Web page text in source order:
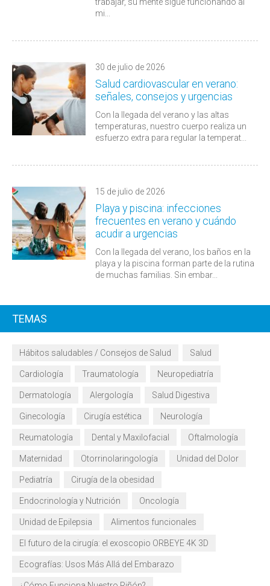
mi...
30 de julio de 2026
Salud cardiovascular en verano:
señales, consejos y urgencias
Con la llegada del verano y las altas
temperaturas, nuestro cuerpo realiza un
esfuerzo extra para regular la temperat...
15 de julio de 2026
Playa y piscina: infecciones
frecuentes en verano y cuándo
acudir a urgencias
Con la llegada del verano, los baños en la
playa y la piscina forman parte de la rutina
de muchas familias. Sin embar...
TEMAS
Hábitos saludables / Consejos de Salud Salud
Cardiología Traumatología Neuropediatría
Dermatología Alergología Salud Digestiva
Ginecología Cirugía estética Neurología
Reumatología Dental y Maxilofacial Oftalmología
Maternidad Otorrinolaringología Unidad del Dolor
Pediatría Cirugía de la obesidad
Endocrinología y Nutrición Oncología
Unidad de Epilepsia Alimentos funcionales
El futuro de la cirugía: el exoscopio ORBEYE 4K 3D
Ecografías: Usos Más Allá del Embarazo